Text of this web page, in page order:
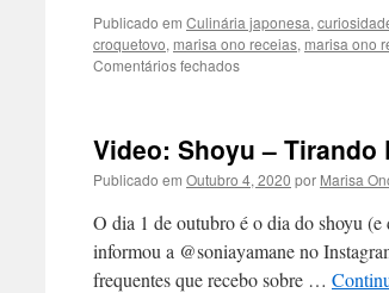
Publicado em Culinária japonesa,
croquetovo, marisa ono receias, marisa ono
Comentários fechadosem
Egg
de
Batata
ou
Scotted
Egg
Croquet
Video: Shoyu – Tirando
Publicado em Outubro 4, 2020 por Marisa
O dia 1 de outubro é o dia do shoyu (e
informou a @soniayamane no
frequentes que recebo sobre …